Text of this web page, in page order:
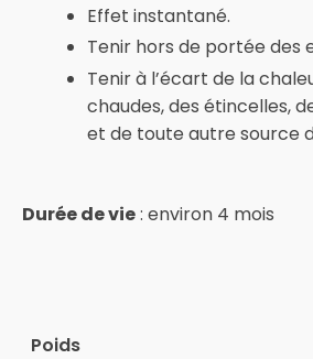
Effet instantané.
Tenir hors de portée des
Tenir à l’écart de la
chaudes, des étincelles,
et de toute autre source
Durée de vie: environ 4 mois
Poids